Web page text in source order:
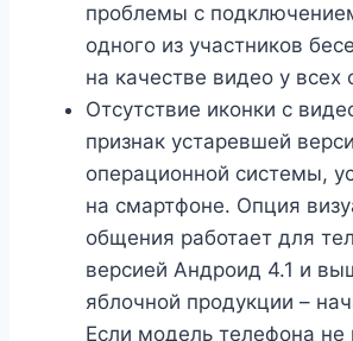
проблемы с
одного из участников
на качестве видео у всех
Отсутствие иконки с
признак устаревшей
операционной системы,
на смартфоне. Опция
общения работает для
версией Андроид 4.1 и
яблочной продукции –
Если модель телефона не